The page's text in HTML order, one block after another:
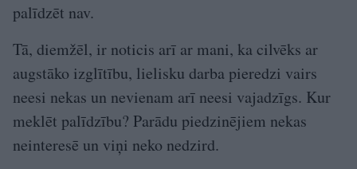
palīdzēt nav.
Tā, diemžēl, ir noticis arī ar mani, ka cilvēks ar
augstāko izglītību, lielisku darba pieredzi vairs
neesi nekas un nevienam arī neesi vajadzīgs. Kur
meklēt palīdzību? Parādu piedzinējiem nekas
neinteresē un viņi neko nedzird.